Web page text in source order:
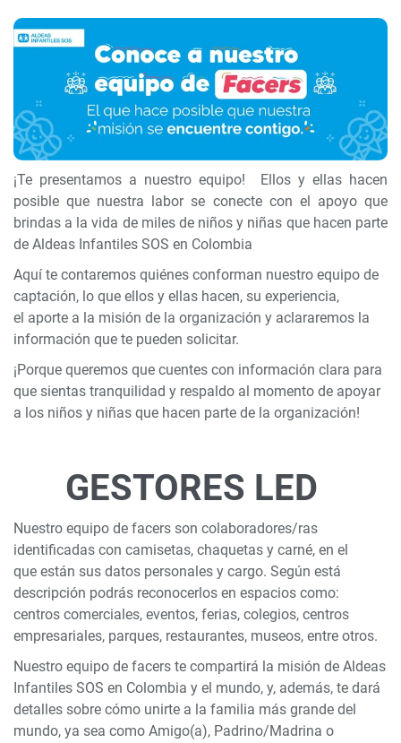
¡Te presentamos a nuestro equipo! Ellos y ellas hacen
posible que nuestra labor se conecte con el apoyo que
brindas a la vida de miles de niños y niñas que hacen parte
de Aldeas Infantiles SOS en Colombia
Aquí te contaremos quiénes conforman nuestro equipo de
captación, lo que ellos y ellas hacen, su experiencia,
el aporte a la misión de la organización y aclararemos la
información que te pueden solicitar.
¡Porque queremos que cuentes con información clara para
que sientas tranquilidad y respaldo al momento de apoyar
a los niños y niñas que hacen parte de la organización!
GESTORES LED
Nuestro equipo de facers son colaboradores/ras
identificadas con camisetas, chaquetas y carné, en el
que están sus datos personales y cargo. Según está
descripción podrás reconocerlos en espacios como:
centros comerciales, eventos, ferias, colegios, centros
empresariales, parques, restaurantes, museos, entre otros.
Nuestro equipo de facers te compartirá la misión de Aldeas
Infantiles SOS en Colombia y el mundo, y, además, te dará
detalles sobre cómo unirte a la familia más grande del
mundo, ya sea como Amigo(a), Padrino/Madrina o